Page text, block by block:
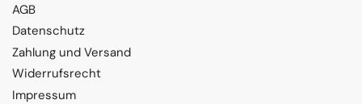
AGB
Datenschutz
Zahlung und Versand
Widerrufsrecht
Impressum